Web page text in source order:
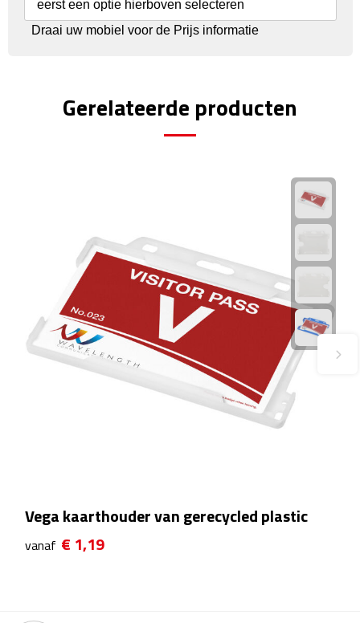
Reissetjes
Auto Accessoires
Auto organizers
Auto telefoonhouders
IJskrabbers
Parkeerschijven
Rijbewijs- & kentekenhoezen
Veiligheidssets
Zonneschermen
eerst een optie hierboven selecteren
Draai uw mobiel voor de Prijs informatie
Gerelateerde producten
Vega kaarthouder van gerecycled plastic
vanaf € 1,19